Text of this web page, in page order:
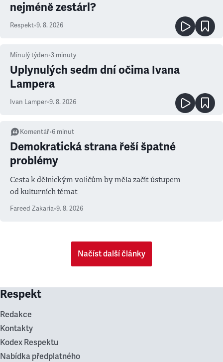
nejméně zestárl?
Respekt•9. 8. 2026
Minulý týden•3 minuty
Uplynulých sedm dní očima Ivana
Lampera
Ivan Lamper•9. 8. 2026
Komentář•6 minut
Demokratická strana řeší špatné
problémy
Cesta k dělnickým voličům by měla začít ústupem
od kulturních témat
Fareed Zakaria•9. 8. 2026
Načíst další články
Respekt
Redakce
Kontakty
Kodex Respektu
Nabídka předplatného